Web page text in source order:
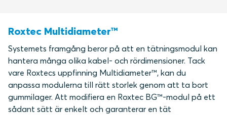
Roxtec Multidiameter™
Systemets framgång beror på att en tätningsmodul kan
hantera många olika kabel- och rördimensioner. Tack
vare Roxtecs uppfinning Multidiameter™, kan du
anpassa modulerna till rätt storlek genom att ta bort
gummilager. Att modifiera en Roxtec BG™-modul på ett
sådant sätt är enkelt och garanterar en tät